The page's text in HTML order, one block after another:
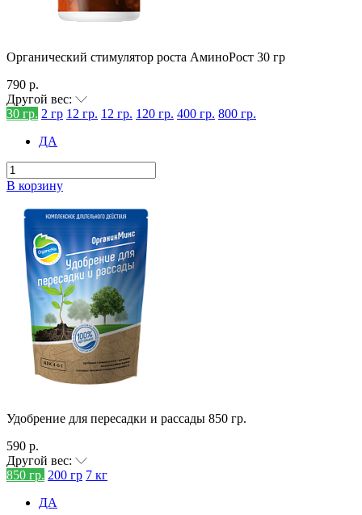
Органический стимулятор роста АминоРост 30 гр
790 р.
Другой вес:
30 гр. 2 гр 12 гр. 12 гр. 120 гр. 400 гр. 800 гр.
ДА
В корзину
Удобрение для пересадки и рассады 850 гр.
590 р.
Другой вес:
850 гр. 200 гр 7 кг
ДА